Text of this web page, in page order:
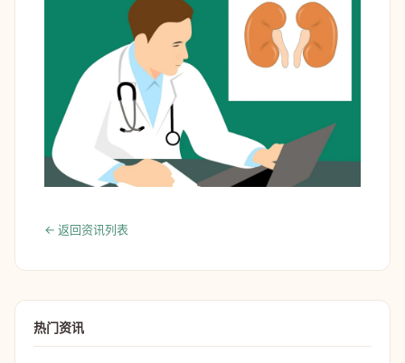
← 返回资讯列表
热门资讯